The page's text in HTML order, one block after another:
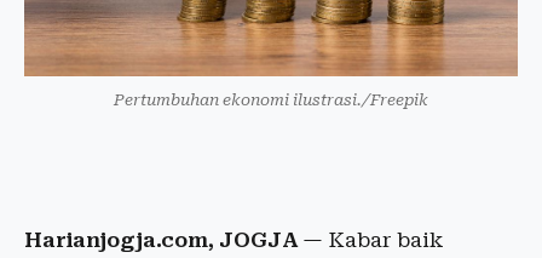
Pertumbuhan ekonomi ilustrasi./Freepik
Harianjogja.com, JOGJA— Kabar baik